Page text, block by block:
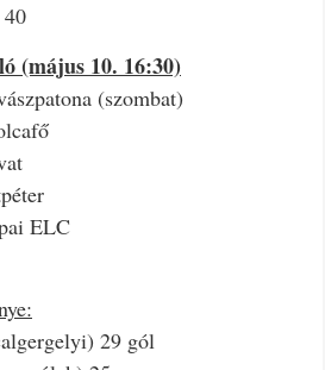
40
(május 10. 16:30)
(szombat)
ELC
29 gól